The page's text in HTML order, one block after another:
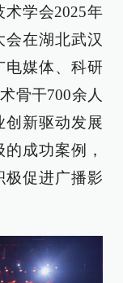
学会2025年
在湖北武汉
电媒体、科研
骨干700余人
创新驱动发展
成功案例，
极促进广播影